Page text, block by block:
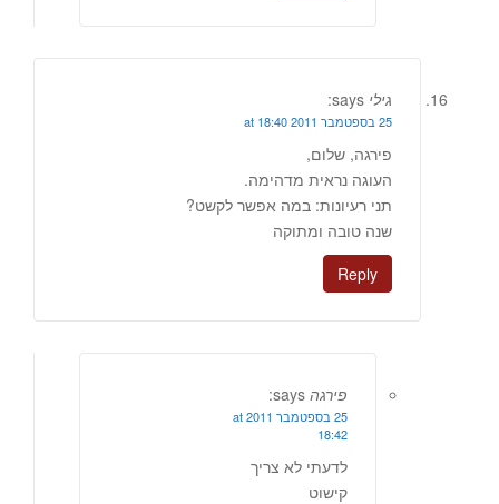
גילי says:
25 בספטמבר 2011 at 18:40
פירגה, שלום,
העוגה נראית מדהימה.
תני רעיונות: במה אפשר לקשט?
שנה טובה ומתוקה
Reply
פירגה says:
25 בספטמבר 2011 at
18:42
לדעתי לא צריך
קישוט